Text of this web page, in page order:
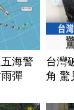
海警
彈
台灣
角 驚